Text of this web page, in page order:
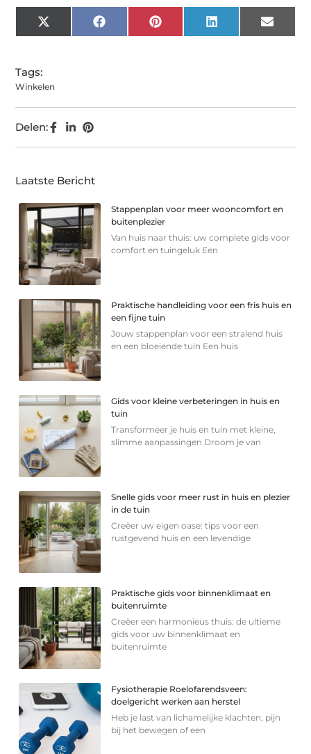
X
(Twitter)
Facebook Pinterest LinkedIn Email
Tags:
Winkelen
Delen:
Laatste Bericht
Stappenplan voor meer wooncomfort en
buitenplezier
Van huis naar thuis: uw complete gids voor
comfort en tuingeluk Een
Praktische handleiding voor een fris huis en
een fijne tuin
Jouw stappenplan voor een stralend huis
en een bloeiende tuin Een huis
Gids voor kleine verbeteringen in huis en
tuin
Transformeer je huis en tuin met kleine,
slimme aanpassingen Droom je van
Snelle gids voor meer rust in huis en plezier
in de tuin
Creëer uw eigen oase: tips voor een
rustgevend huis en een levendige
Praktische gids voor binnenklimaat en
buitenruimte
Creëer een harmonieus thuis: de ultieme
gids voor uw binnenklimaat en
buitenruimte
Fysiotherapie Roelofarendsveen:
doelgericht werken aan herstel
Heb je last van lichamelijke klachten, pijn
bij het bewegen of een